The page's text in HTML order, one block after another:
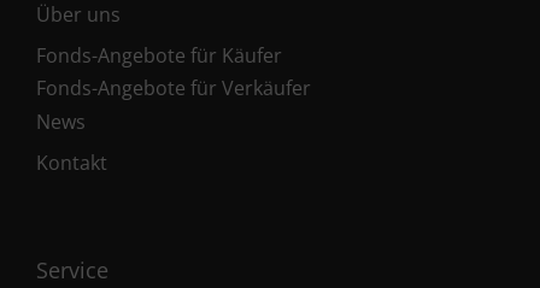
Über uns
Fonds-Angebote für Käufer
Fonds-Angebote für Verkäufer
News
Kontakt
Service